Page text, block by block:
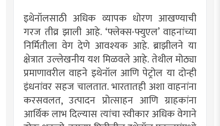
इथेनॉलसाठी अधिक व्यापक धोरण आखण्याची
गरज तीव्र झाली आहे. ‌‘फ्लेक्स-फ्युएल‌’ वाहनांच्या
निर्मितीला वेग देणे आवश्यक आहे. ब्राझीलने या
क्षेत्रात उल्लेखनीय यश मिळवले आहे. तेथील मोठ्या
प्रमाणावरील वाहने इथेनॉल आणि पेट्रोल या दोन्ही
इंधनांवर सहज चालतात. भारतातही अशा वाहनांना
करसवलत, उत्पादन प्रोत्साहन आणि ग्राहकांना
आर्थिक लाभ दिल्यास त्यांचा स्वीकार अधिक वेगाने